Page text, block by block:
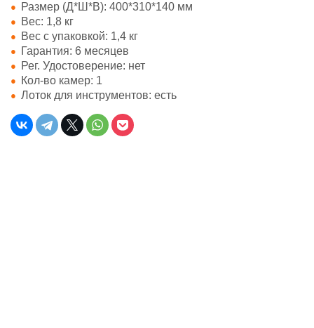
Размер (Д*Ш*В): 400*310*140 мм
Вес: 1,8 кг
Вес с упаковкой: 1,4 кг
Гарантия: 6 месяцев
Рег. Удостоверение: нет
Кол-во камер: 1
Лоток для инструментов: есть